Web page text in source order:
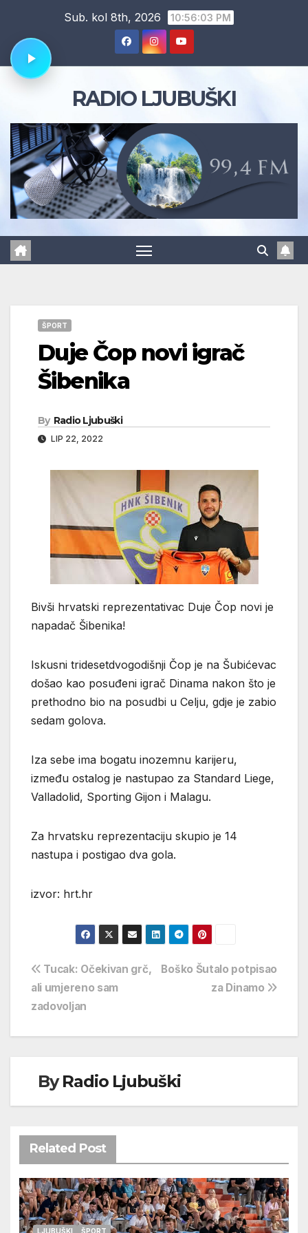
content
Sub. kol 8th, 2026 10:56:03 PM
RADIO LJUBUŠKI
ŠPORT
Duje Čop novi igrač
Šibenika
By Radio Ljubuški
LIP 22, 2022
Bivši hrvatski reprezentativac Duje Čop novi je
napadač Šibenika!
Iskusni tridesetdvogodišnji Čop je na Šubićevac
došao kao posuđeni igrač Dinama nakon što je
prethodno bio na posudbi u Celju, gdje je zabio
sedam golova.
Iza sebe ima bogatu inozemnu karijeru,
između ostalog je nastupao za Standard Liege,
Valladolid, Sporting Gijon i Malagu.
Za hrvatsku reprezentaciju skupio je 14
nastupa i postigao dva gola.
izvor: hrt.hr
Navigacija
objava
Boško Šutalo potpisao
za Dinamo
Tucak: Očekivan grč,
ali umjereno sam
zadovoljan
ByRadio Ljubuški
Related Post
LJUBUŠKI ŠPORT